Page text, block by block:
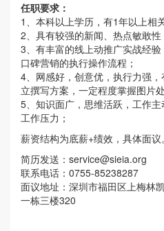
任职要求：
1、本科以上学历，有1年以上相
2、具有较强的新闻、热点敏敢性
3、有丰富的线上动推广实战经
口碑营销的执行操作流程；
4、网感好，创意优，执行力强
立撰写方案，一定程度掌握图片
5、知识面广，思维活跃，工作
工作压力；
薪资结构为底薪+绩效，具体面议。
简历发送： service@sieia.org
联系电话：0755-85238287
面议地址：深圳市福田区上梅林
一栋三楼320